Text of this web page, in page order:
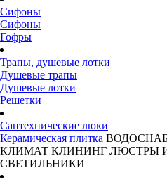
Сифоны
Сифоны
Гофры
Трапы, душевые лотки
Душевые трапы
Душевые лотки
Решетки
Сантехнические люки
Керамическая плитка
КЛИМАТ КЛИНИНГ ЛЮСТРЫ
СВЕТИЛЬНИКИ